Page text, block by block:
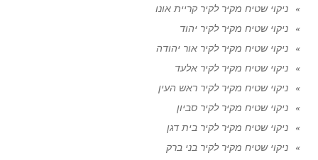
ניקוי שטיח מקיר לקיר קריית אונו
ניקוי שטיח מקיר לקיר יהוד
ניקוי שטיח מקיר לקיר אור יהודה
ניקוי שטיח מקיר לקיר אלעד
ניקוי שטיח מקיר לקיר ראש העין
ניקוי שטיח מקיר לקיר סביון
ניקוי שטיח מקיר לקיר בית דגן
ניקוי שטיח מקיר לקיר בני ברק